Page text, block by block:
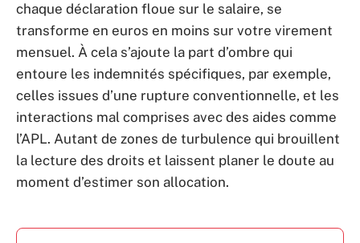
chaque déclaration floue sur le salaire, se
transforme en euros en moins sur votre virement
mensuel. À cela s’ajoute la part d’ombre qui
entoure les indemnités spécifiques, par exemple,
celles issues d’une rupture conventionnelle, et les
interactions mal comprises avec des aides comme
l’APL. Autant de zones de turbulence qui brouillent
la lecture des droits et laissent planer le doute au
moment d’estimer son allocation.